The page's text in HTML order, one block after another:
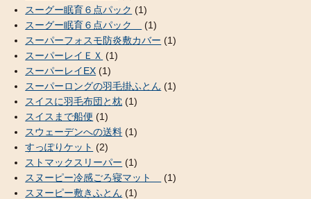
スーグー眠育６点パック (1)
スーグー眠育６点パック
(1)
スーパーフォスモ防炎敷カバー (1)
スーパーレイＥＸ (1)
スーパーレイEX (1)
スーパーロングの羽毛掛ふとん (1)
スイスに羽毛布団と枕 (1)
スイスまで船便 (1)
スウェーデンへの送料 (1)
すっぽりケット (2)
ストマックスリーパー (1)
スヌーピー冷感ごろ寝マット
(1)
スヌーピー敷きふとん (1)